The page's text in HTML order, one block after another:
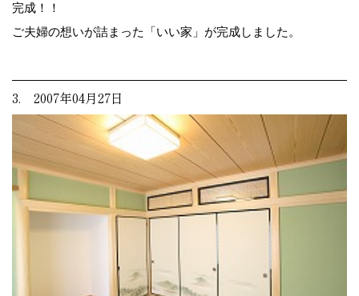
完成！！
ご夫婦の想いが詰まった「いい家」が完成しました。
3. 2007年04月27日